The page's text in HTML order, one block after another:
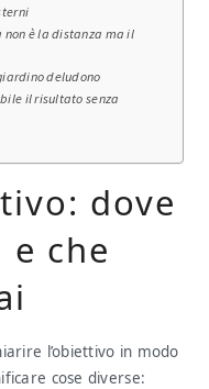
è la distanza ma il
deludono
il risultato senza
dove
che
l’obiettivo in modo
cose diverse: